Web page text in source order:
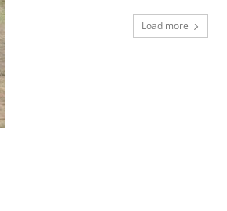
Load more